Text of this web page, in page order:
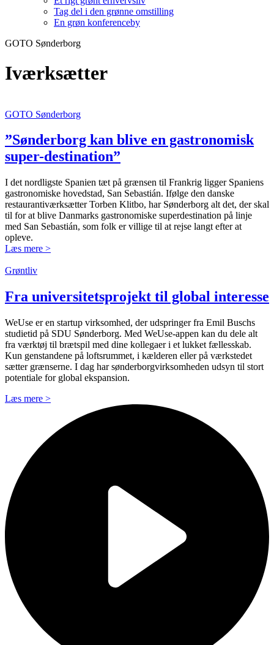
Tag del i den grønne omstilling
En grøn konferenceby
GOTO Sønderborg
Iværksætter
GOTO Sønderborg
”Sønderborg kan blive en gastronomisk
super-destination”
I det nordligste Spanien tæt på grænsen til Frankrig ligger Spaniens
gastronomiske hovedstad, San Sebastián. Ifølge den danske
restaurantiværksætter Torben Klitbo, har Sønderborg alt det, der skal
til for at blive Danmarks gastronomiske superdestination på linje
med San Sebastián, som folk er villige til at rejse langt efter at
opleve.
Læs mere >
Grøntliv
Fra universitets­projekt til global interesse
WeUse er en startup virksomhed, der udspringer fra Emil Buschs
studietid på SDU Sønderborg. Med WeUse-appen kan du dele alt
fra værktøj til brætspil med dine kollegaer i et lukket fællesskab.
Kun genstandene på loftsrummet, i kælderen eller på værkstedet
sætter grænserne. I dag har sønderborgvirksomheden udsyn til stort
potentiale for global ekspansion.
Læs mere >